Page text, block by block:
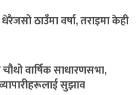
ठाउँमा वर्षा, तराइमा केही
वार्षिक साधारणसभा,
सुझाव